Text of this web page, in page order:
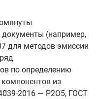
(например,
для методов эмиссии
по определению
из
2016 — P2O5, ГОСТ